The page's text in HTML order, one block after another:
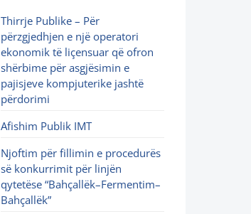
Thirrje Publike – Për
përzgjedhjen e një operatori
ekonomik të liçensuar që ofron
shërbime për asgjësimin e
pajisjeve kompjuterike jashtë
përdorimi
Afishim Publik IMT
Njoftim për fillimin e procedurës
së konkurrimit për linjën
qytetëse “Bahçallëk–Fermentim–
Bahçallëk”